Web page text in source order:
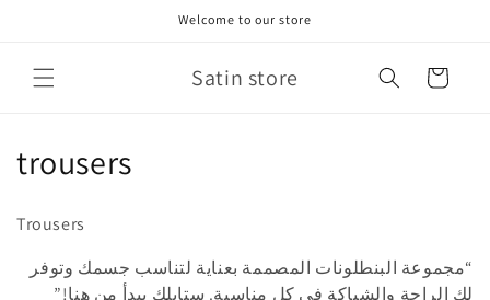
Welcome to our store
Satin store Cart
C
trousers
Trousers
“مجموعة البنطلونات المصممة بعناية لتناسب جسمك وتوفر
لك الراحة والشياكة في كل مناسبة. ستايلك يبدأ من هنا!”